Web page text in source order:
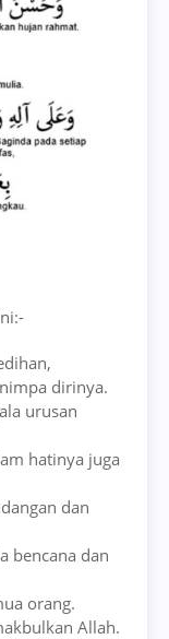
dirinya.
urusan
hatinya juga
dan
bencana dan
orang.
Allah.